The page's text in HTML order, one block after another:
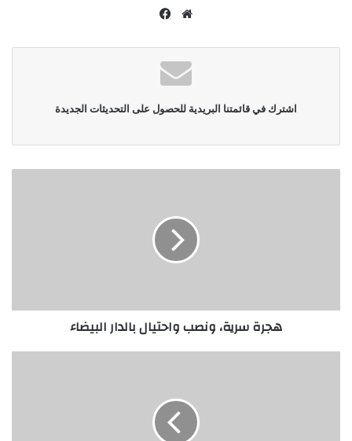
موقع
اشترك في قائمتنا البريدية للحصول على التحديثات الجديدة
هجرة سرية، ونصب واحتيال بالدار البيضاء